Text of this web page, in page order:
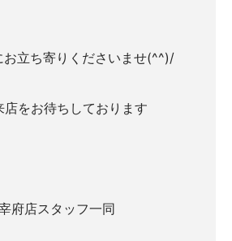
お立ち寄りくださいませ(^^)/
店をお待ちしております
府店スタッフ一同